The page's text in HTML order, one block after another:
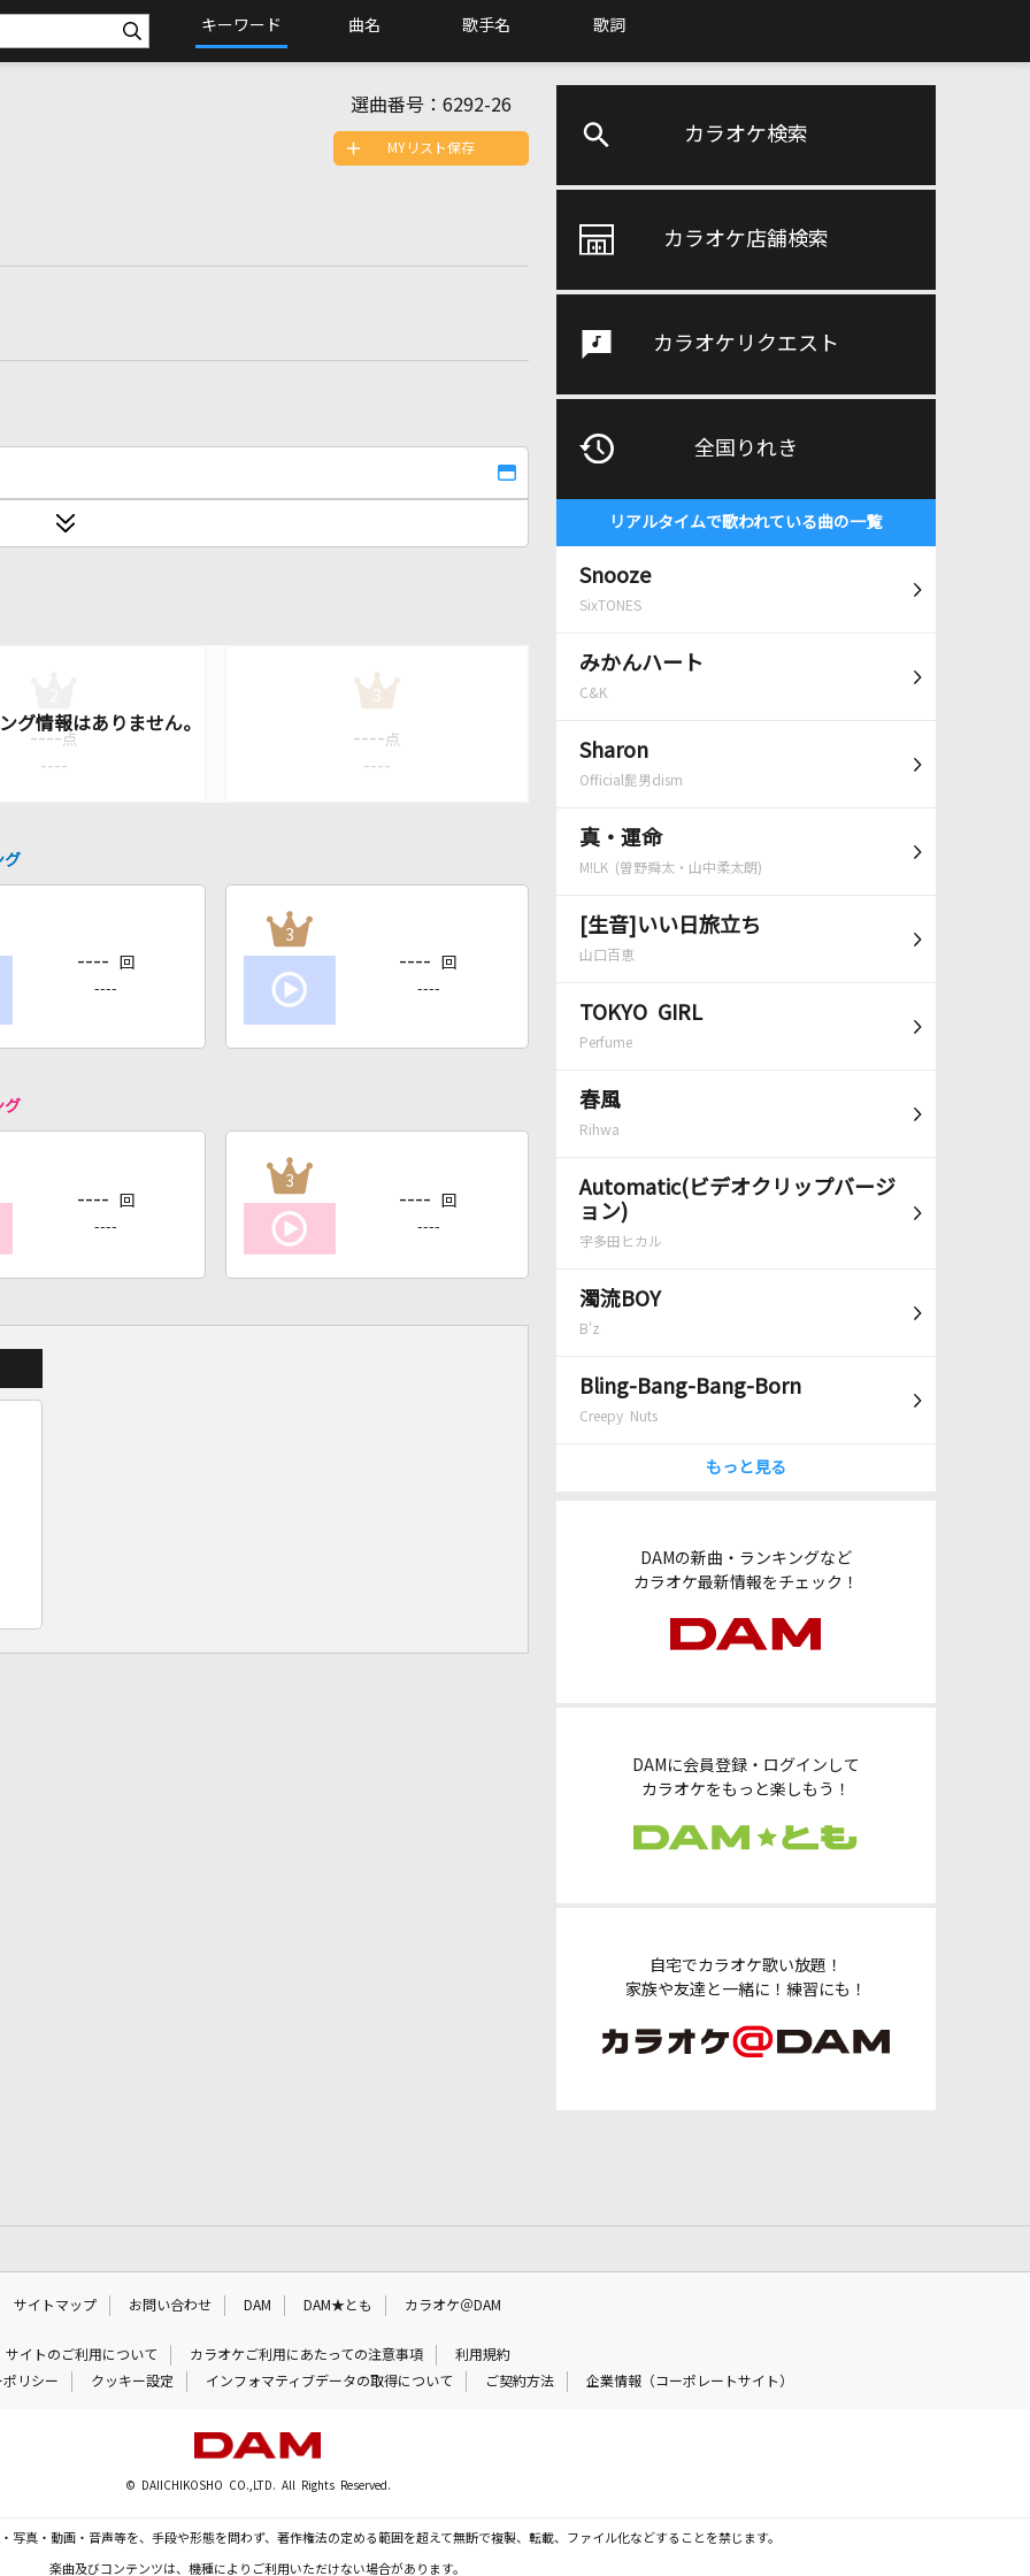
キーワード 曲名 歌手名 歌詞
カラオケ検索
カラオケ店舗検索
カラオケリクエスト
全国りれき
リアルタイムで歌われている曲の一覧
Snooze
SixTONES
みかんハート
C&K
Sharon
Official髭男dism
真・運命
M!LK (曽野舜太・山中柔太朗)
[生音]いい日旅立ち
山口百恵
TOKYO GIRL
Perfume
春風
Rihwa
Automatic(ビデオクリップバージ
ョン)
宇多田ヒカル
濁流BOY
B'z
Bling-Bang-Bang-Born
Creepy Nuts
もっと見る
DAMの新曲・ランキングなど
カラオケ最新情報をチェック！
DAMに会員登録・ログインして
カラオケをもっと楽しもう！
自宅でカラオケ歌い放題！
家族や友達と一緒に！練習にも！
選曲番号： 6292-26
MYリスト保存
---- 点
----
3
---- 点
----
グ
---- 回
----
3
---- 回
----
グ
---- 回
----
3
---- 回
----
サイトマップ お問い合わせ DAM DAM★とも カラオケ＠DAM
サイトのご利用について カラオケご利用にあたっての注意事項
利用規約
リシー
クッキー設定 インフォマティブデータの取得について ご契約方法 企業情報（コーポレートサイト）
© DAIICHIKOSHO CO.,LTD. All Rights Reserved.
写真・動画・音声等を、手段や形態を問わず、著作権法の定める範囲を超えて無断で複製、転載、ファイル化などすることを禁じます。
楽曲及びコンテンツは、機種によりご利用いただけない場合があります。